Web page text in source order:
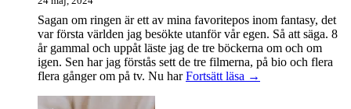
Sagan om ringen är ett av mina favoritepos inom fantasy, det
var första världen jag besökte utanför vår egen. Så att säga. 8
år gammal och uppåt läste jag de tre böckerna om och om
igen. Sen har jag förstås sett de tre filmerna, på bio och flera
flera gånger om på tv. Nu harFortsätt läsa Sagan
→